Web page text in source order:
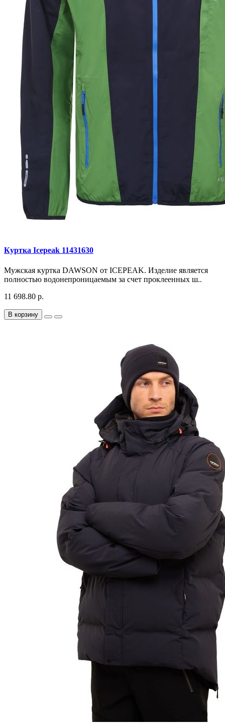
Куртка Icepeak 11431630
Мужская куртка DAWSON от ICEPEAK. Изделие является
полностью водонепроницаемым за счет проклеенных ш..
11 698.80 р.
В корзину